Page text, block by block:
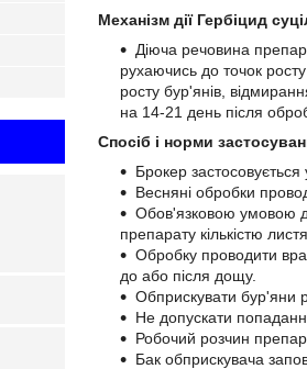
Механізм дії Гербіцид
Діюча речовина
рухаючись до точок
росту бур'янів,
на 14-21 день після
Спосіб і норми
Брокер
Весняні обробки
Обов'язковою умовою
препарату кількістю
Обробку проводити
до або після дощу.
Обприскувати бур'яни
Не допускати
Робочий розчин
Бак обприскувача